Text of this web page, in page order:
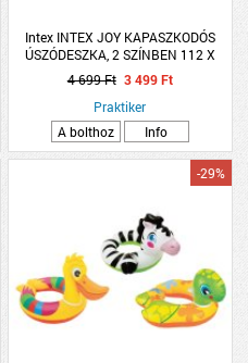
Intex INTEX JOY KAPASZKODÓS
ÚSZÓDESZKA, 2 SZÍNBEN 112 X
62CM 6+
4 699 Ft 3 499 Ft
Praktiker
A bolthoz
Info
-29%